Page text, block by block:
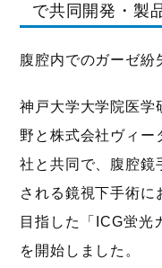
で共同開発・製
腹腔内でのガーゼ紛
神戸大学大学院医学
野と株式会社ヴィー
社と共同で、腹腔鏡
される鏡視下手術に
目指した「ICG蛍光
を開始しました。